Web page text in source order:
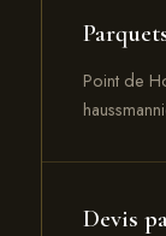
Point de
Devis